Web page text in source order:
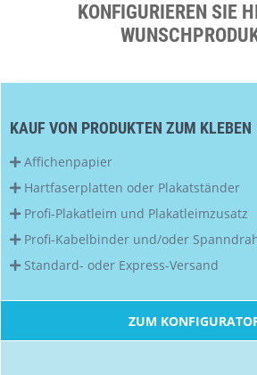
KONFIGURIEREN SIE
KAUF VON PRODUKTEN ZUM KLEBEN
Affichenpapier
Hartfaserplatten oder Plakatständer
Profi-Plakatleim und Plakatleimzusatz
Profi-Kabelbinder und/oder
Standard- oder Express-Versand
ZUM